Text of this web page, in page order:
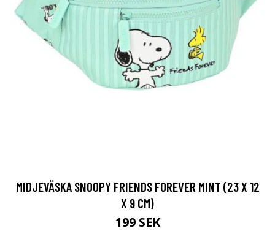
MIDJEVÄSKA SNOOPY FRIENDS FOREVER MINT (23 X 12
X 9 CM)
199 SEK